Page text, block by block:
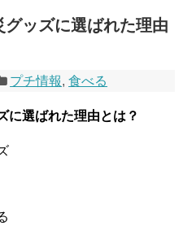
ッズに選ばれた理由
プチ情報,食べる
に選ばれた理由とは？